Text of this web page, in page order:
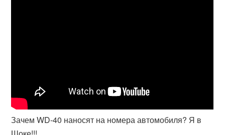
Зачем WD-40 наносят на номера автомобиля? Я в